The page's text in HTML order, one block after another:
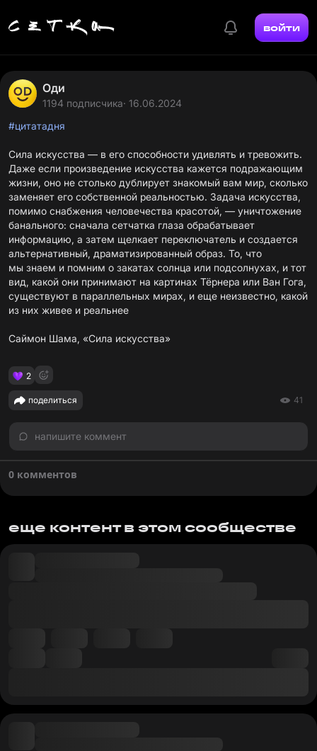
войти
Оди
1194 подписчика· 16.06.2024
#цитатадня
Сила искусства — в его способности удивлять и тревожить.
Даже если произведение искусства кажется подражающим
жизни, оно не столько дублирует знакомый вам мир, сколько
заменяет его собственной реальностью. Задача искусства,
помимо снабжения человечества красотой, — уничтожение
банального: сначала сетчатка глаза обрабатывает
информацию, а затем щелкает переключатель и создается
альтернативный, драматизированный образ. То, что
мы знаем и помним о закатах солнца или подсолнухах, и тот
вид, какой они принимают на картинах Тёрнера или Ван Гога,
существуют в параллельных мирах, и еще неизвестно, какой
из них живее и реальнее
Саймон Шама, «Сила искусства»
2
поделиться 41
напишите коммент
0 комментов
еще контент в этом сообществе